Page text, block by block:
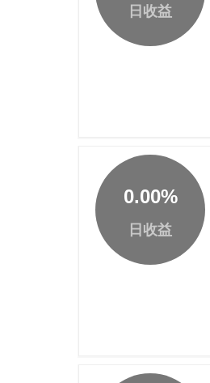
日收益
0.00%
日收益